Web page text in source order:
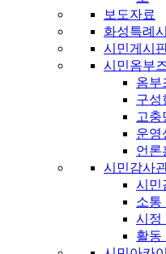
보도자료
화성특례
시민게시
시민옴부
옴부
구성
고충
운영
언론
시민감사
시민
소통
시정
활동